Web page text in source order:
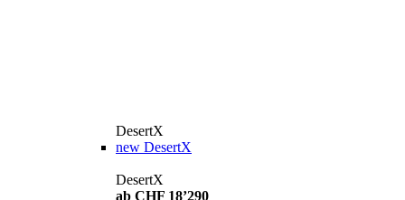
DesertX
new DesertX
DesertX
ab CHF 18’290